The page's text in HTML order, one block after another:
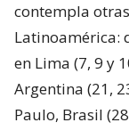
contempla
Latinoamérica:
en Lima (7, 9 y
Argentina (21,
Paulo, Brasil